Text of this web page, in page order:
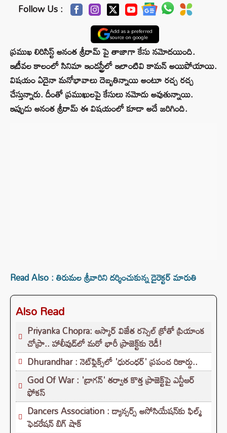
Follow Us :
Add as a preferred
source on google
ప్రముఖ లిరిసిస్ట్ అనంత శ్రీరామ్ పై తాజాగా కేసు నమోదయింది.
ఇటీవల కాలంలో సినిమా ఇండస్ట్రీలో ఇలాంటివి కామన్ అయిపోయాయి.
విషయం ఏదైనా మనోభావాలు దెబ్బతిన్నాయి అంటూ రచ్చ రచ్చ
చేస్తున్నారు. దీంతో ప్రముఖులపై కేసులు నమోదు అవుతున్నాయి.
ఇప్పుడు అనంత శ్రీరామ్ ఈ విషయంలో కూడా అదే జరిగింది.
Read Also : తిరుమల శ్రీవారిని దర్శించుకున్న డైరెక్టర్ మారుతి
Also Read
Priyanka Chopra: ఆస్కార్ విజేత రస్సెల్ క్రోతో ప్రియాంక
చోప్రా.. హాలీవుడ్‌లో మరో భారీ ప్రాజెక్ట్‌కు రెడీ!
Dhurandhar : నెట్‌ఫ్లిక్స్‌లో 'ధురంధర్' ప్రపంచ రికార్డు..
God Of War : 'డ్రాగన్' తర్వాత కొత్త ప్రాజెక్ట్‌పై ఎన్టీఆర్
ఫోకస్
Dancers Association : డ్యాన్సర్స్ అసోసియేషన్‌కు ఫిల్మ్
ఫెడరేషన్ బిగ్ షాక్